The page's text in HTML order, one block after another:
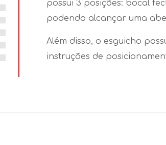
possui 3 posições: bocal
podendo alcançar uma
Além disso, o esguicho
instruções de